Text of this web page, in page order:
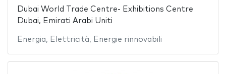
Dubai World Trade Centre- Exhibitions Centre
Dubai, Emirati Arabi Uniti
Energia, Elettricità, Energie rinnovabili